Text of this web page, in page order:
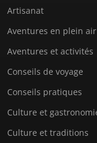
Artisanat
Aventures en plein air
Aventures et activités
Conseils de voyage
Conseils pratiques
Culture et
Culture et traditions